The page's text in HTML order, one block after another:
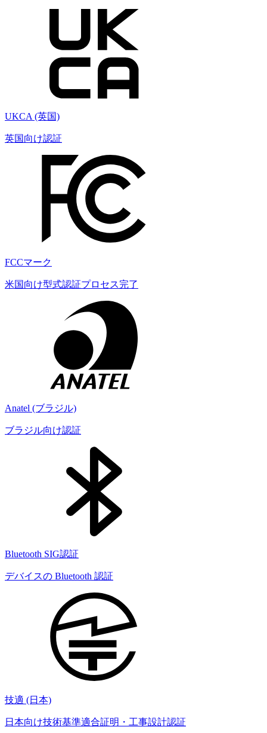
UKCA (英国)
英国向け認証
FCCマーク
米国向け型式認証プロセス完了
Anatel (ブラジル)
ブラジル向け認証
Bluetooth SIG認証
デバイスの Bluetooth 認証
技適 (日本)
日本向け技術基準適合証明・工事設計認証